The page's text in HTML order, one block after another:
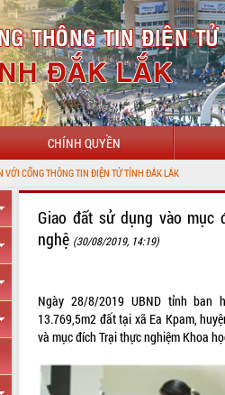
CHÍNH QUYỀN
TIN ĐIỆN TỬ TỈNH ĐẮK LẮK
Giao đất sử dụng vào mục
nghệ (30/08/2019, 14:19)
Ngày 28/8/2019 UBND tỉnh ban
13.769,5m2 đất tại xã Ea Kpam,
và mục đích Trại thực nghiệm Khoa